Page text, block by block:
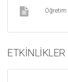
Öğretim
ETKINLIKLER